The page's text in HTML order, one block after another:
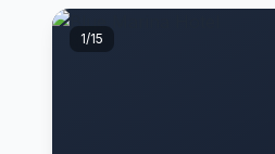
1/15